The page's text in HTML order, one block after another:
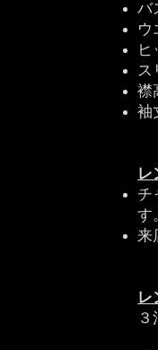
レ
チ
す
来
レ